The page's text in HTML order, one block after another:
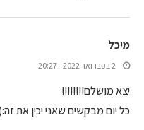
מיכל
2 בפברואר 2022 - 20:27
יצא מושלם!!!!!!!!
כל יום מבקשים שאני יכין את